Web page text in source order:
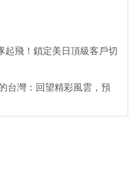
起飛！鎖定美日頂級客戶切
台灣：回望精彩風雲，預